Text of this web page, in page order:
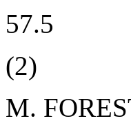
57.5
(2)
M.